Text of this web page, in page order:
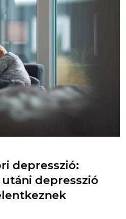
depresszió:
depresszió